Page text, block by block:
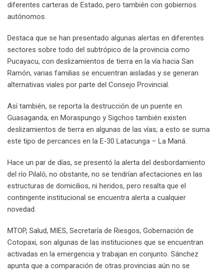
diferentes carteras de Estado, pero también con gobiernos
autónomos.
Destaca que se han presentado algunas alertas en diferentes
sectores sobre todo del subtrópico de la provincia como
Pucayacu, con deslizamientos de tierra en la vía hacia San
Ramón, varias familias se encuentran aisladas y se generan
alternativas viales por parte del Consejo Provincial.
Así también, se reporta la destrucción de un puente en
Guasaganda; en Moraspungo y Sigchos también existen
deslizamientos de tierra en algunas de las vías; a esto se suma
este tipo de percances en la E-30 Latacunga – La Maná.
Hace un par de días, se presentó la alerta del desbordamiento
del río Pilaló, no obstante, no se tendrían afectaciones en las
estructuras de domicilios, ni heridos, pero resalta que el
contingente institucional se encuentra alerta a cualquier
novedad.
MTOP, Salud, MIES, Secretaría de Riesgos, Gobernación de
Cotopaxi, son algunas de las instituciones que se encuentran
activadas en la emergencia y trabajan en conjunto. Sánchez
apunta que a comparación de otras provincias aún no se